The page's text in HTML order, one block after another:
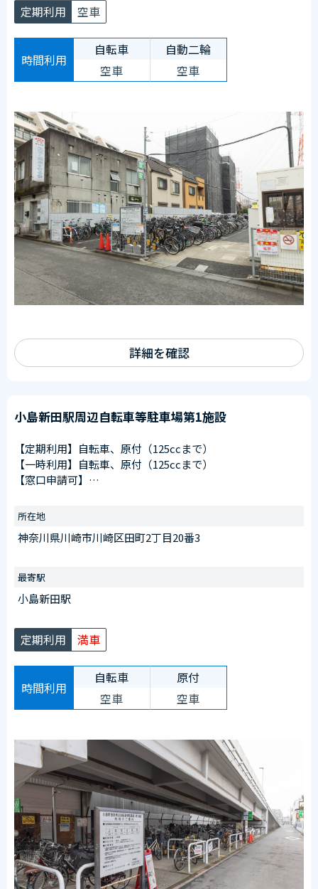
【臨時ステッカー場所】
施設奥のバイクエリア側管理室前に設置
定期利用 空車
時間利用
自転車
空車
自動二輪
空車
詳細を確認
小島新田駅周辺自転車等駐車場第1施設
【定期利用】自転車、原付（125ccまで）
【一時利用】自転車、原付（125ccまで）
【窓口申請可】
川崎大師駅第1施設（川崎区大師駅前１丁目１８番２先）
午前6：30～午後8：00
駅側看板横に設置
所在地
神奈川県川崎市川崎区田町2丁目20番3
最寄駅
小島新田駅
定期利用 満車
時間利用
自転車
空車
原付
空車